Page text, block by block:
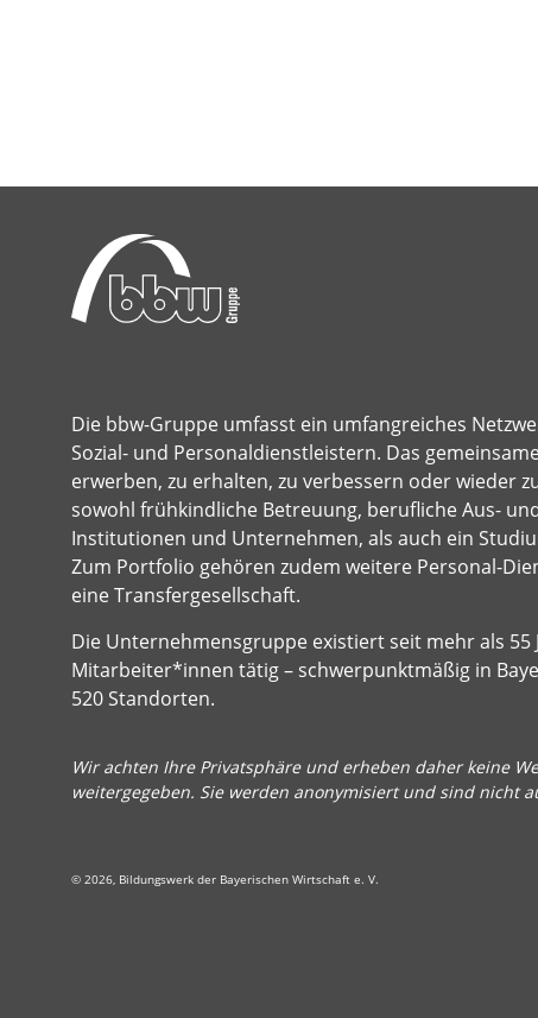
Die bbw-Gruppe umfasst ein umfangreiches
Sozial- und Personaldienstleistern. Das
erwerben, zu erhalten, zu verbessern oder wieder
sowohl frühkindliche Betreuung, berufliche Aus-
Institutionen und Unternehmen, als auch ein
Zum Portfolio gehören zudem weitere Personal-
eine Transfergesellschaft.
Die Unternehmensgruppe existiert seit mehr als 55
Mitarbeiter*innen tätig – schwerpunktmäßig in
520 Standorten.
Wir achten Ihre Privatsphäre und erheben daher keine
weitergegeben. Sie werden anonymisiert und sind nicht
© 2026, Bildungswerk der Bayerischen Wirtschaft e. V.